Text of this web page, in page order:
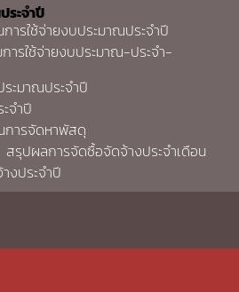
ระจำปี
ารใช้จ่ายงบประมาณประจำปี
ารใช้จ่ายงบประมาณ-ประจำ-
ะมาณประจำปี
จำปี
การจัดหาพัสดุ
สรุปผลการจัดซื้อจัดจ้างประจำเดือน
งประจำปี